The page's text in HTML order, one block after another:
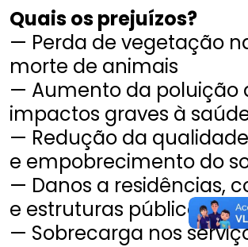
Quais os prejuízos?
— Perda de vegetação
morte de animais
— Aumento da poluição
impactos graves à
— Redução da
e empobrecimento do
— Danos a residências,
e estruturas públicas
— Sobrecarga nos